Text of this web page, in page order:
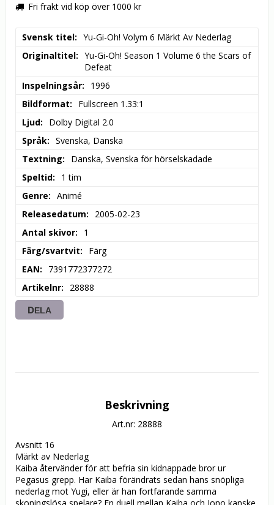
Fri frakt vid köp över 1000 kr
Svensk titel
Yu-Gi-Oh! Volym 6 Märkt Av Nederlag
Originaltitel
Yu-Gi-Oh! Season 1 Volume 6 the Scars of
Defeat
Inspelningsår
1996
Bildformat
Fullscreen 1.33:1
Ljud
Dolby Digital 2.0
Språk
Svenska, Danska
Textning
Danska, Svenska för hörselskadade
Speltid
1 tim
Genre
Animé
Releasedatum
2005-02-23
Antal skivor
1
Färg/svartvit
Färg
EAN
7391772377272
Artikelnr
28888
DELA
Beskrivning
Art.nr: 28888
Avsnitt 16
Märkt av Nederlag
Kaiba återvänder för att befria sin kidnappade bror ur
Pegasus grepp. Har Kaiba förändrats sedan hans snöpliga
nederlag mot Yugi, eller är han fortfarande samma